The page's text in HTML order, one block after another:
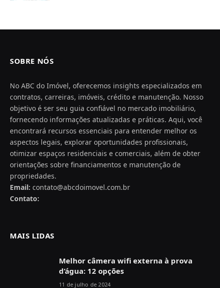
SOBRE NÓS
No ABC do Imóvel, oferecemos insights especializados em
contratos, carreiras, imóveis, crédito e manutenção. Nosso
objetivo é ser seu guia confiável no mercado imobiliário,
fornecendo informações atualizadas e práticas. Aqui, você
encontrará recursos essenciais para entender melhor os
aspectos legais, explorar oportunidades profissionais,
otimizar espaços residenciais e comerciais, além de obter
orientações sobre financiamentos e manutenção de
propriedades.
Email: contato@abcdoimovel.com.br
Contato:
MAIS LIDAS
Melhor câmera wifi externa à prova
d’água: 12 opções
11 de julho de 2024